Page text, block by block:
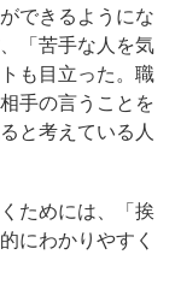
できるようにな
「苦手な人を気
も目立った。職
手の言うことを
と考えている人
ためには、「挨
にわかりやすく